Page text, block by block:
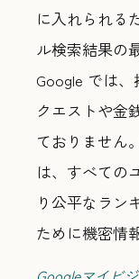
に入れられる
ル検索結果の
Google では
クエストや金
ておりません
は、すべての
り公平なラン
ために機密情